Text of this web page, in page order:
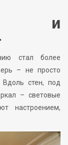
и
стал более
– не просто
стен, под
– световые
настроением,